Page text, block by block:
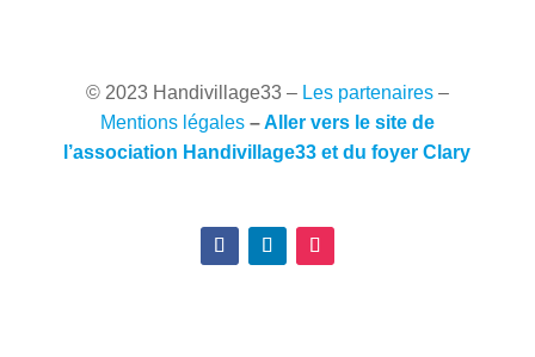
© 2023 Handivillage33– Les partenaires–
Mentions légales –Aller vers le site de
l’association Handivillage33 et du foyer Clary